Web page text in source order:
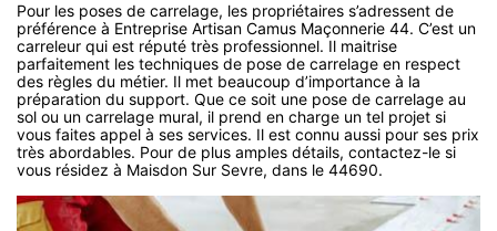
Pour les poses de carrelage, les propriétaires s’adressent de
préférence à Entreprise Artisan Camus Maçonnerie 44. C’est un
carreleur qui est réputé très professionnel. Il maitrise
parfaitement les techniques de pose de carrelage en respect
des règles du métier. Il met beaucoup d’importance à la
préparation du support. Que ce soit une pose de carrelage au
sol ou un carrelage mural, il prend en charge un tel projet si
vous faites appel à ses services. Il est connu aussi pour ses prix
très abordables. Pour de plus amples détails, contactez-le si
vous résidez à Maisdon Sur Sevre, dans le 44690.